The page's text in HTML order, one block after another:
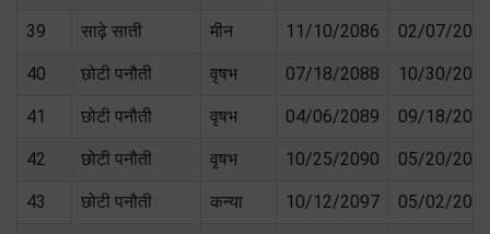
39 साढ़े साती मीन 11/10/2086 02/07/
40 छोटी पनौती वृषभ 07/18/2088 10/30/
41 छोटी पनौती वृषभ 04/06/2089 09/18/
42 छोटी पनौती वृषभ 10/25/2090 05/20/
43 छोटी पनौती कन्या 10/12/2097 05/02/